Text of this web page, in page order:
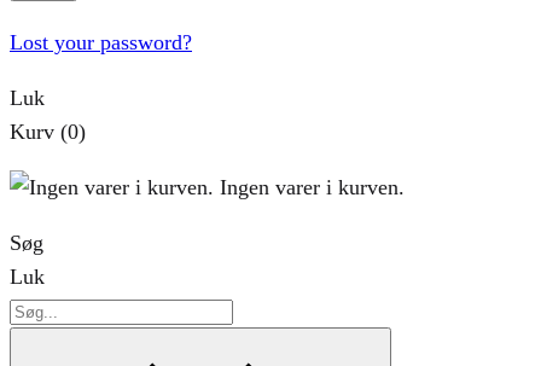
Lost your password?
Luk
Kurv (0)
Ingen varer i kurven.
Søg
Luk
Søg